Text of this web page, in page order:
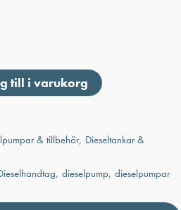
till i varukorg
& tillbehör, Dieseltankar &
, dieselpump, dieselpumpar